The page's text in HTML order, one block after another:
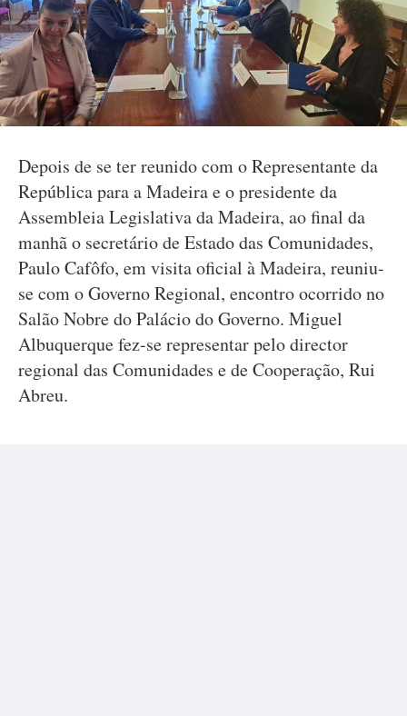
Depois de se ter reunido com o Representante da
República para a Madeira e o presidente da
Assembleia Legislativa da Madeira, ao final da
manhã o secretário de Estado das Comunidades,
Paulo Cafôfo, em visita oficial à Madeira, reuniu-
se com o Governo Regional, encontro ocorrido no
Salão Nobre do Palácio do Governo. Miguel
Albuquerque fez-se representar pelo director
regional das Comunidades e de Cooperação, Rui
Abreu.